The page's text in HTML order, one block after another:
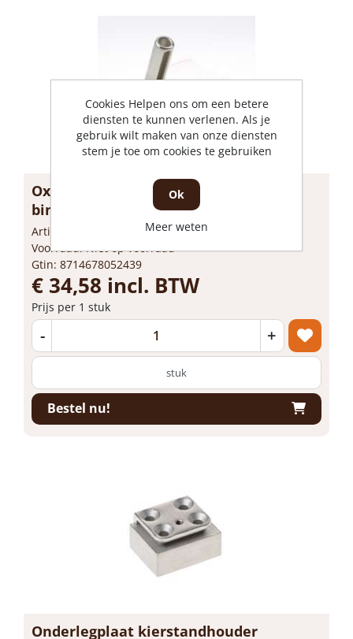
Oxloc Kierstandhouder RVS
binnendraaiend...
Artikelnummer: 1219761
Voorraad: Niet op voorraad
Gtin: 8714678052439
€ 34,58 incl. BTW
Prijs per 1 stuk
- +
stuk
Bestel nu!
Onderlegplaat kierstandhouder
Cookies Helpen ons om een betere
diensten te kunnen verlenen. Als je
gebruik wilt maken van onze diensten
stem je toe om cookies te gebruiken
Ok
Meer weten